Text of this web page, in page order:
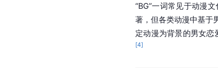
“BG”一词常见于动漫
著，但各类动漫中基于
定动漫为背景的男女恋
[4]